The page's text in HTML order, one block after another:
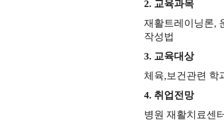
2. 교육과목
재활트레이닝론,
작성법
3. 교육대상
체육,보건관련 학
4. 취업전망
병원 재활치료센